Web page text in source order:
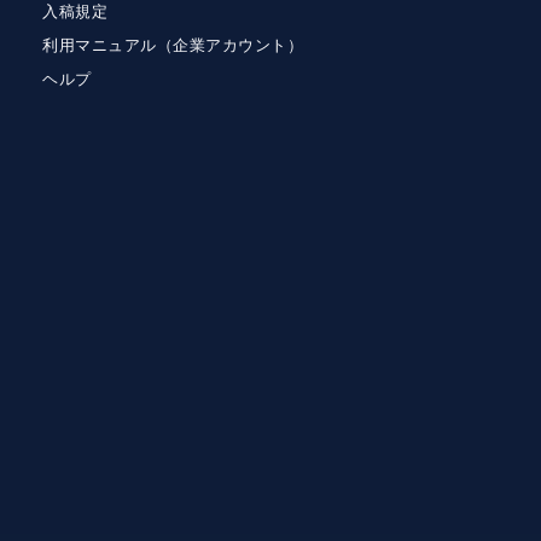
入稿規定
利用マニュアル（企業アカウント）
ヘルプ